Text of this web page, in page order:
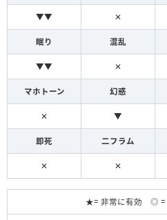
▼▼ ✕
眠り 混乱
▼▼ ✕
マホトーン 幻惑
✕ ▼
即死 二フラム
✕ ✕
★= 非常に有効 ◎